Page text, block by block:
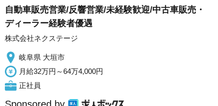
自動車販売営業/反響営業/未経験歓迎/中古車販売・
ディーラー経験者優遇
株式会社ネクステージ
岐阜県 大垣市
月給32万円～64万4,000円
正社員